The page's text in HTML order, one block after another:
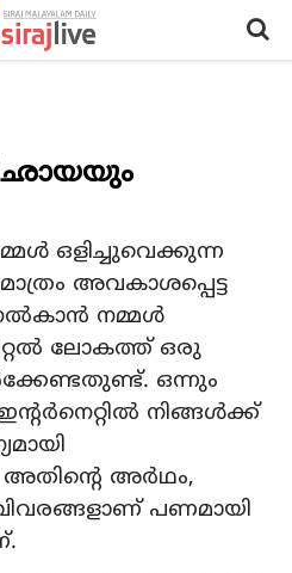
ഒളിച്ചുവെക്കുന്ന
അവകാശപ്പെട്ട
നമ്മള്‍
ലോകത്ത് ഒരു
ഒന്നും
നിങ്ങള്‍ക്ക്
അതിന്റെ അര്‍ഥം,
പണമായി